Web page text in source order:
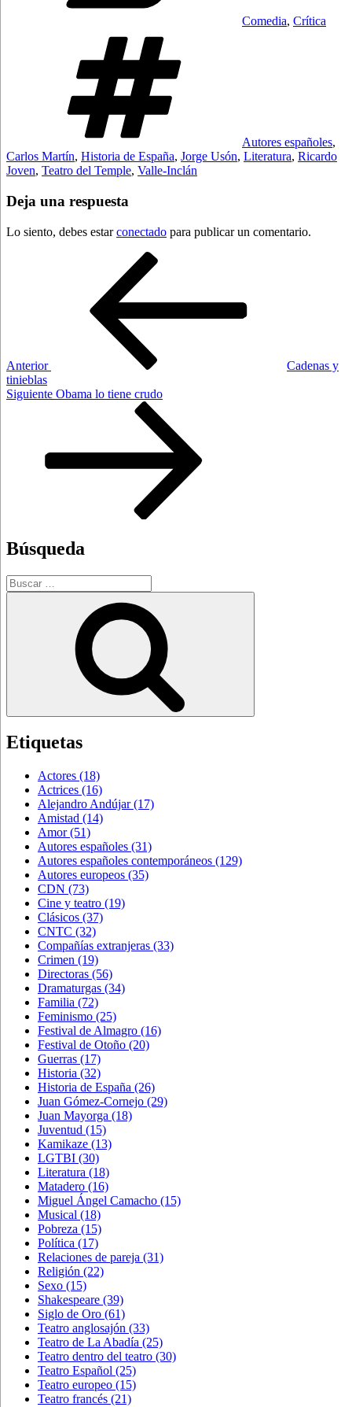
Comedia, Crítica
Autores españoles,
Carlos Martín, Historia de España, Jorge Usón, Literatura, Ricardo
Joven, Teatro del Temple, Valle-Inclán
Deja una respuesta
Lo siento, debes estarconectado para publicar un comentario.
Anterior
Cadenas y
tinieblas
Siguiente
Siguiente Obama lo tiene crudo
Búsqueda
Buscar
por:
Etiquetas
Actores (18)
Actrices (16)
Alejandro Andújar(17)
Amistad (14)
Amor(51)
Autores españoles (31)
Autores españoles contemporáneos (129)
Autores europeos (35)
CDN (73)
Cine y teatro (19)
Clásicos (37)
CNTC (32)
Compañías extranjeras (33)
Crimen (19)
Directoras (56)
Dramaturgas (34)
Familia (72)
Feminismo (25)
Festival de Almagro (16)
Festival de Otoño (20)
Guerras (17)
Historia (32)
Historia de España (26)
Juan Gómez-Cornejo (29)
Juan Mayorga (18)
Juventud (15)
Kamikaze (13)
LGTBI (30)
Literatura (18)
Matadero (16)
Miguel Ángel Camacho (15)
Musical (18)
Pobreza (15)
Política (17)
Relaciones de pareja (31)
Religión (22)
Sexo (15)
Shakespeare (39)
Siglo de Oro (61)
Teatro anglosajón (33)
Teatro de La Abadía (25)
Teatro dentro del teatro (30)
Teatro Español (25)
Teatro europeo (15)
Teatro francés (21)